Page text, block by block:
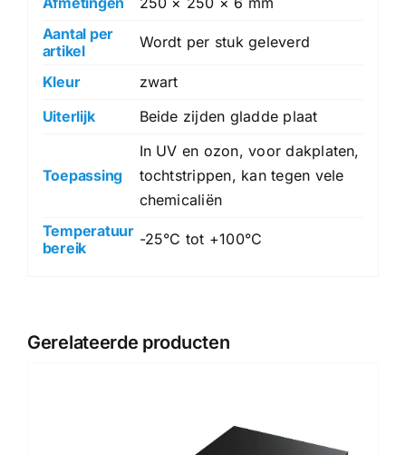
Aantal per
artikel
Wordt per stuk geleverd
Kleur
zwart
Uiterlijk
Beide zijden gladde plaat
Toepassing
In UV en ozon, voor dakplaten,
tochtstrippen, kan tegen vele
chemicaliën
Temperatuur
bereik
-25°C tot +100°C
Gerelateerde producten